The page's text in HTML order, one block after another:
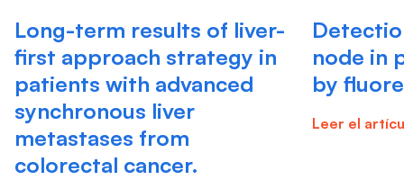
Long-term results of liver-
first approach strategy in
patients with advanced
synchronous liver
metastases from
colorectal cancer.
node in
by
Leer el